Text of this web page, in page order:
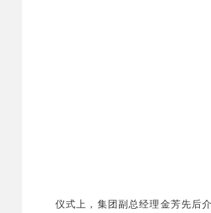
仪式上，集团副总经理金芳先后